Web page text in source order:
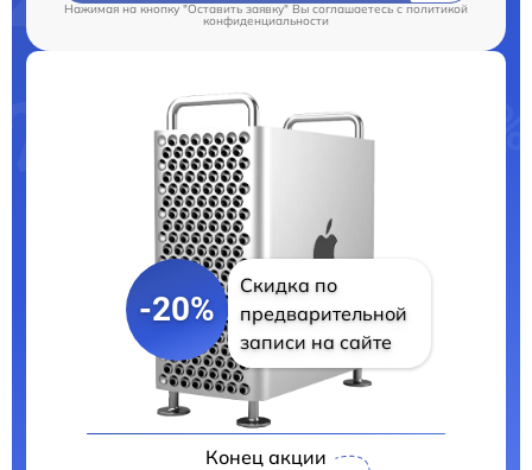
Нажимая на кнопку "Оставить заявку" Вы соглашаетесь cполитикой
конфиденциальности
-20%
Скидка по
предварительной
записи на сайте
Конец акции